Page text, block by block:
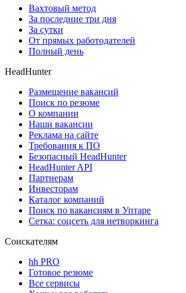
Вахтовый метод
За последние три дня
За сутки
От прямых работодателей
Полный день
HeadHunter
Размещение вакансий
Поиск по резюме
О компании
Наши вакансии
Реклама на сайте
Требования к ПО
Безопасный HeadHunter
HeadHunter API
Партнерам
Инвесторам
Каталог компаний
Поиск по вакансиям в Уптаре
Сетка: соцсеть для нетворкинга
Соискателям
hh PRO
Готовое резюме
Все сервисы